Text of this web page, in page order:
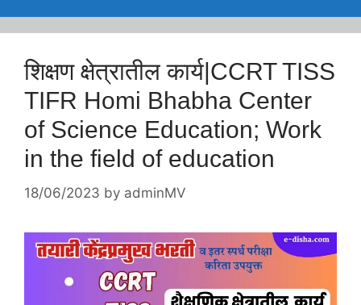
शिक्षण क्षेत्रातील कार्य|CCRT TISS
TIFR Homi Bhabha Center
of Science Education; Work
in the field of education
18/06/2023 by adminMV